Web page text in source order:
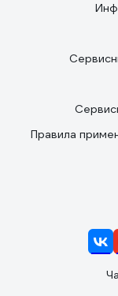
Правила